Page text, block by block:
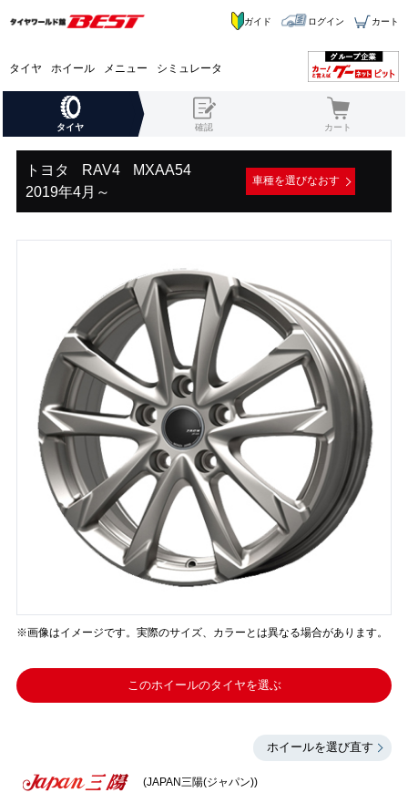
タイヤ ホイール メニュー シミュレータ
ガイド ログイン カート
タイヤ 確認 カート
トヨタ RAV4
MXAA54
2019年4月～
車種を選びなおす
※画像はイメージです。実際のサイズ、カラーとは異なる場合があります。
このホイールのタイヤを選ぶ
ホイールを選び直す
(JAPAN三陽(ジャパン))